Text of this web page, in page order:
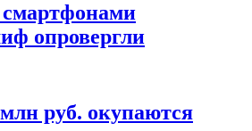
опровергли
руб. окупаются